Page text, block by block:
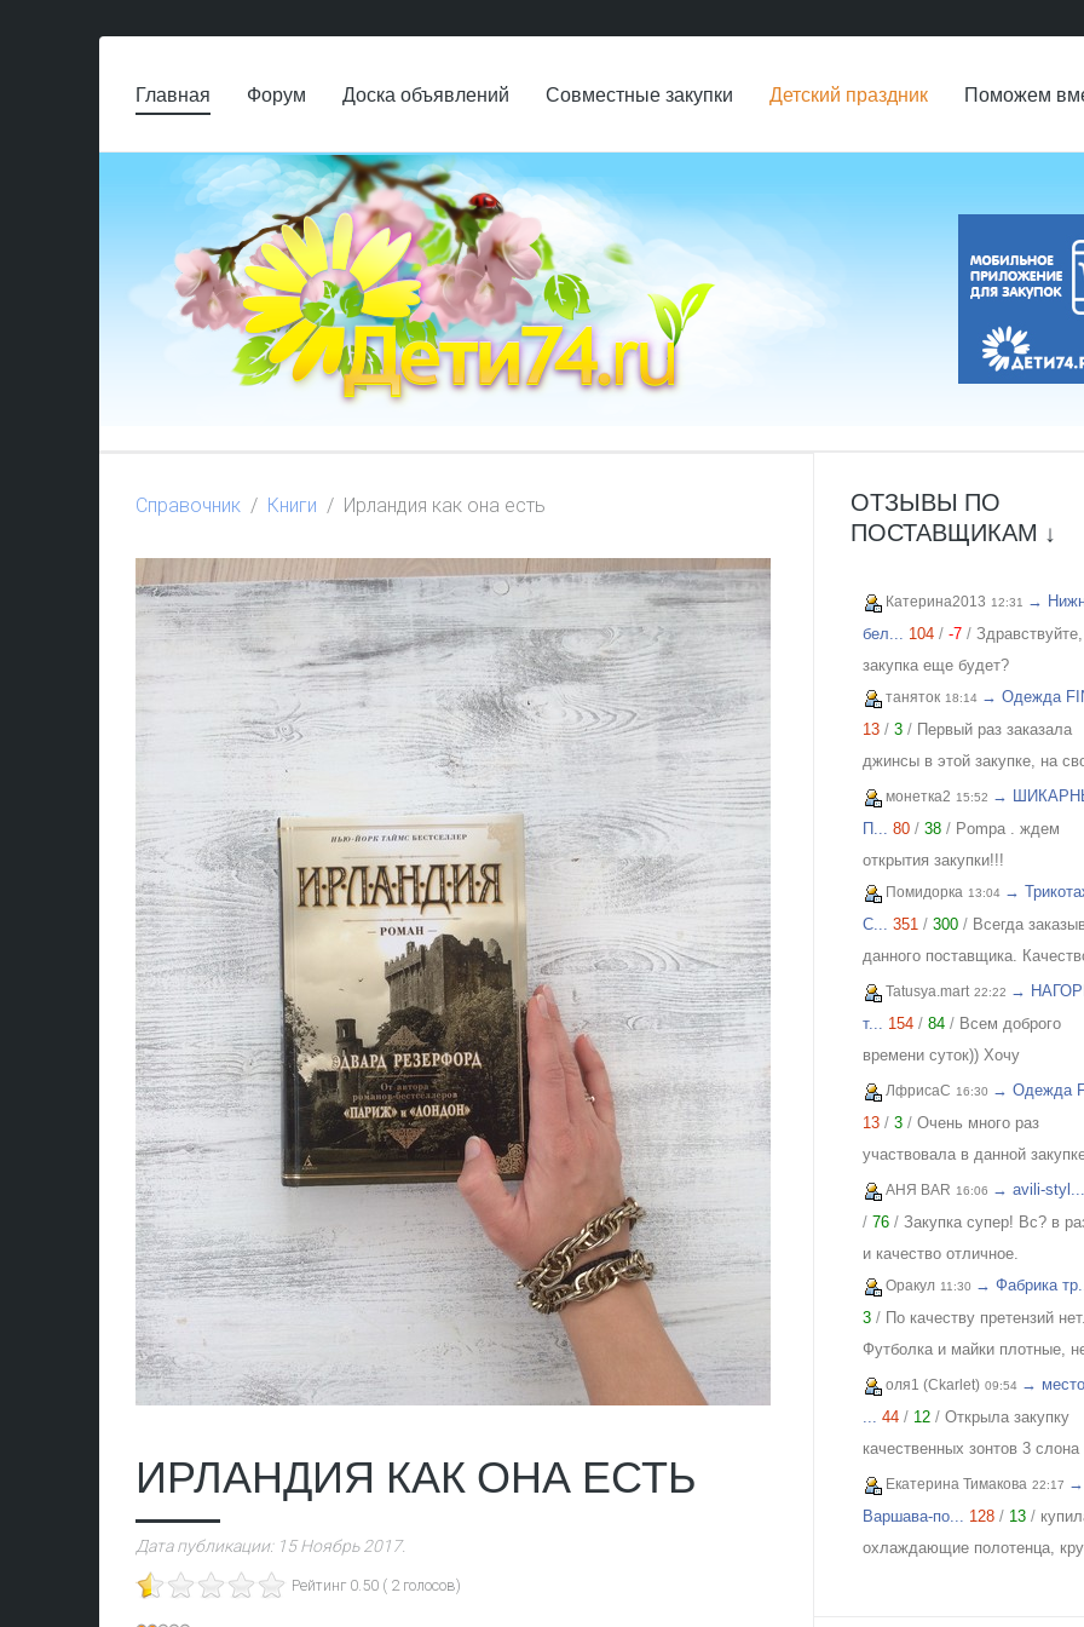
Главная Форум Доска объявлений Совместные закупки Детский праздник Поможем
Справочник Книги Ирландия как она есть
ИРЛАНДИЯ КАК ОНА ЕСТЬ
Дата публикации: 15 Ноябрь 2017.
Рейтинг 0.50 ( 2 голосов)
ОТЗЫВЫ ПО
ПОСТАВЩИКАМ ↓
Катерина2013 12:31
→
бел... 104 / -7 / Здравствуйте,
закупка еще будет?
таняток 18:14 → Одежда
13 / 3 / Первый раз заказала
джинсы в этой закупке, на
46, взяла 29. Организатор
оперативно отвечает на
Спасибо!!!
монетка2 15:52 →
П... 80 / 38 / Pompa . ждем
открытия закупки!!!
Помидорка 13:04 →
C... 351 / 300 / Всегда
данного поставщика.
отличное, всем довольна!
Tatusya.mart 22:22 →
т... 154 / 84 / Всем доброго
времени суток)) Хочу
похвастаться своей
обновкой,заказывала сарафан
закупке (Нагорная трикотаж) и
осталась в полном восторге
качества)) Соответствие
всяких похвал))
ЛфрисаС 16:30 → Одежда
13 / 3 / Очень много раз
участвовала в данной
приобретала и для себя и
и джинсы, и джемпера, и
блузки, вещи качественные,
соответствуют размеру и
описанию, организатор
всегда оперативно отвечает,
удовольствием буду
еще!
АНЯ BAR 16:06 → avili-styl...
/ 76 / Закупка супер! Вс? в
и качество отличное.
Оракул 11:30 → Фабрика
3 / По качеству претензий нет.
Футболка и майки плотные,
растягиваются. Читала
тк люблю не в облипку вещи,
свой 46р-р заказала все вещи
все равно получилось в
на мой взгляд на рост 165-168
оля1 (Ckarlet) 09:54 →
... 44 / 12 / Открыла закупку
качественных зонтов 3 слона
,пробуем собрать
https://zakupki.deti74.ru/
route=purchase/
Екатерина Тимакова 22:17 →
Варшава-по... 128 / 13 /
охлаждающие полотенца,